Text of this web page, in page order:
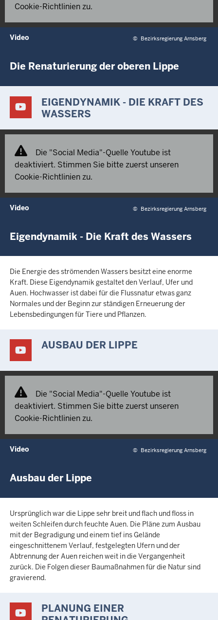
Cookie-Richtlinien zu.
Video © Bezirksregierung Arnsberg
Die Renaturierung der oberen Lippe
EIGENDYNAMIK - DIE KRAFT DES
WASSERS
Die "Social Media"-Quelle Youtube ist
deaktiviert. Stimmen Sie bitte zuerst unseren
Cookie-Richtlinien zu.
Video © Bezirksregierung Arnsberg
Eigendynamik - Die Kraft des Wassers
Die Energie des strömenden Wassers besitzt eine enorme
Kraft. Diese Eigendynamik gestaltet den Verlauf, Ufer und
Auen. Hochwasser ist dabei für die Flussnatur etwas ganz
Normales und der Beginn zur ständigen Erneuerung der
Lebensbedingungen für Tiere und Pflanzen.
AUSBAU DER LIPPE
Die "Social Media"-Quelle Youtube ist
deaktiviert. Stimmen Sie bitte zuerst unseren
Cookie-Richtlinien zu.
Video © Bezirksregierung Arnsberg
Ausbau der Lippe
Ursprünglich war die Lippe sehr breit und flach und floss in
weiten Schleifen durch feuchte Auen. Die Pläne zum Ausbau
mit der Begradigung und einem tief ins Gelände
eingeschnittenem Verlauf, festgelegten Ufern und der
Abtrennung der Auen reichen weit in die Vergangenheit
zurück. Die Folgen dieser Baumaßnahmen für die Natur sind
gravierend.
PLANUNG EINER